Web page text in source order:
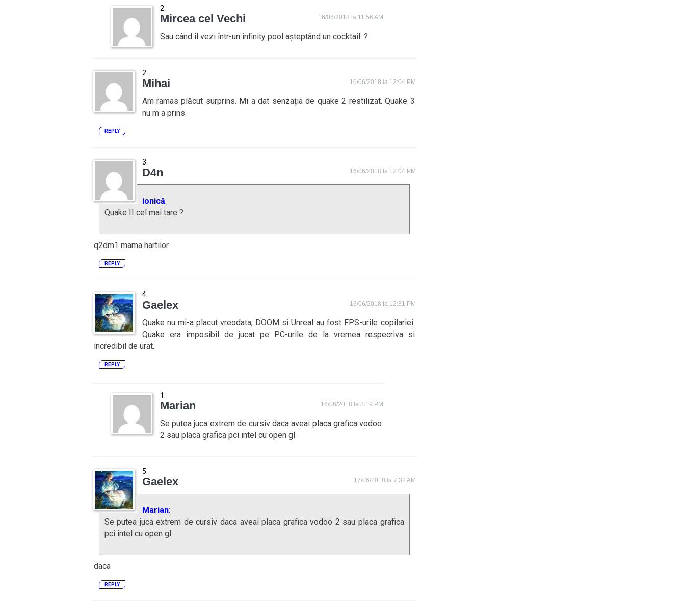
Mircea cel Vechi 16/06/2018 la 11:56 AM
Sau când îl vezi într-un infinity pool așteptând un cocktail. ?
Mihai 16/06/2018 la 12:04 PM
Am ramas plăcut surprins. Mi a dat senzația de quake 2 restilizat. Quake 3
nu m a prins.
REPLY
D4n 16/06/2018 la 12:04 PM
ionică:
Quake II cel mai tare ?
q2dm1 mama hartilor
REPLY
Gaelex 16/06/2018 la 12:31 PM
Quake nu mi-a placut vreodata, DOOM si Unreal au fost FPS-urile copilariei.
Quake era imposibil de jucat pe PC-urile de la vremea respecriva si
incredibil de urat.
REPLY
Marian 16/06/2018 la 8:19 PM
Se putea juca extrem de cursiv daca aveai placa grafica vodoo
2 sau placa grafica pci intel cu open gl
Gaelex 17/06/2018 la 7:32 AM
Marian:
Se putea juca extrem de cursiv daca aveai placa grafica vodoo 2 sau placa grafica
pci intel cu open gl
daca
REPLY